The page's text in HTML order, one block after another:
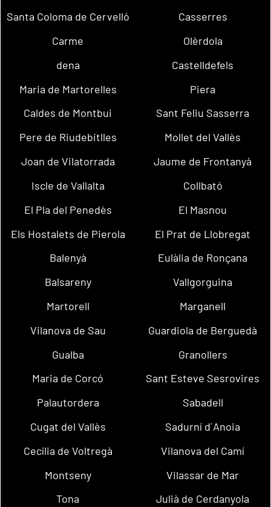
Santa Coloma de Cervelló
Casserres
Carme
Olèrdola
dena
Castelldefels
Maria de Martorelles
Piera
Caldes de Montbui
Sant Feliu Sasserra
Pere de Riudebitlles
Mollet del Vallès
Joan de Vilatorrada
Jaume de Frontanyà
Iscle de Vallalta
Collbató
El Pla del Penedès
El Masnou
Els Hostalets de Pierola
El Prat de Llobregat
Balenyà
Eulàlia de Ronçana
Balsareny
Vallgorguina
Martorell
Marganell
Vilanova de Sau
Guardiola de Berguedà
Gualba
Granollers
Maria de Corcó
Sant Esteve Sesrovires
Palautordera
Sabadell
Cugat del Vallès
Sadurní d´Anoia
Cecília de Voltregà
Vilanova del Camí
Montseny
Vilassar de Mar
Tona
Julià de Cerdanyola